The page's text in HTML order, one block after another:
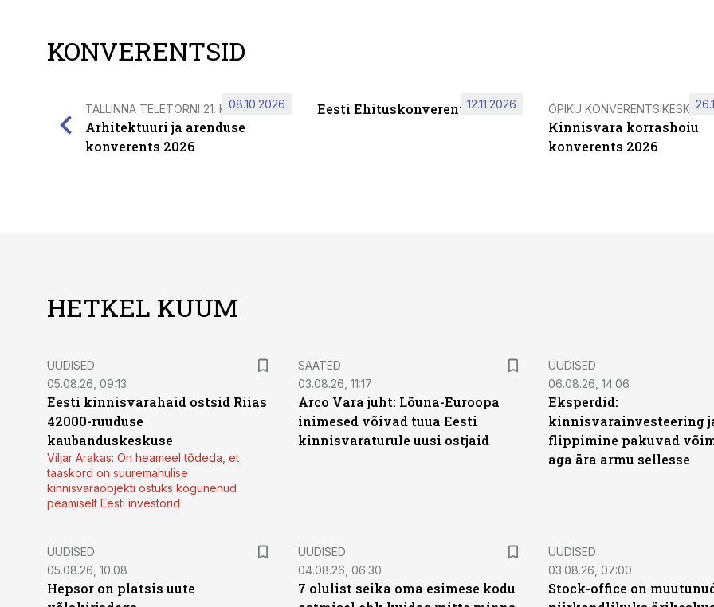
KONVERENTSID
TALLINNA TELETORNI 21. KORRUSEL
Arhitektuuri ja arenduse
konverents 2026
08.10.2026 Eesti Ehituskonverents 2026
12.11.2026 ÖPIKU KONVERENTSIKESKUS
Kinnisvara korrashoiu
konverents 2026
HETKEL KUUM
UUDISED
05.08.26, 09:13
Eesti kinnisvarahaid ostsid Riias
42000-ruuduse
kaubanduskeskuse
Viljar Arakas: On heameel tõdeda, et
taaskord on suuremahulise
kinnisvaraobjekti ostuks kogunenud
peamiselt Eesti investorid
SAATED
03.08.26, 11:17
Arco Vara juht: Lõuna-Euroopa
inimesed võivad tuua Eesti
kinnisvaraturule uusi ostjaid
UUDISED
06.08.26, 14:06
Eksperdid:
kinnisvarainvesteering
flippimine pakuvad
aga ära armu sellesse
UUDISED
05.08.26, 10:08
Hepsor on platsis uute
UUDISED
04.08.26, 06:30
7 olulist seika oma esimese kodu
UUDISED
03.08.26, 07:00
Stock-office on